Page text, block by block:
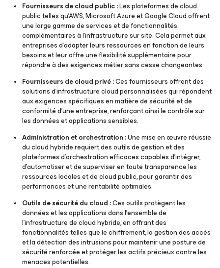
Fournisseurs de cloud public :Les plateformes de cloud
public telles qu’AWS, Microsoft Azure et Google Cloud offrent
une large gamme de services et de fonctionnalités
complémentaires à l’infrastructure sur site. Cela permet aux
entreprises d’adapter leurs ressources en fonction de leurs
besoins et leur offre une flexibilité supplémentaire pour
répondre à des exigences métier sans cesse changeantes.
Fournisseurs de cloud privé :Ces fournisseurs offrent des
solutions d'infrastructure cloud personnalisées qui répondent
aux exigences spécifiques en matière de sécurité et de
conformité d'une entreprise, renforçant ainsi le contrôle sur
les données et applications sensibles.
Administration et orchestration :Une mise en œuvre réussie
du cloud hybride requiert des outils de gestion et des
plateformes d’orchestration efficaces capables d’intégrer,
d’automatiser et de superviser en toute transparence les
ressources locales et de cloud public, pour garantir des
performances et une rentabilité optimales.
Outils de sécurité du cloud :Ces outils protègent les
données et les applications dans l’ensemble de
l’infrastructure de cloud hybride, en offrant des
fonctionnalités telles que le chiffrement, la gestion des accès
et la détection des intrusions pour maintenir une posture de
sécurité renforcée et protéger les actifs précieux contre les
menaces potentielles.